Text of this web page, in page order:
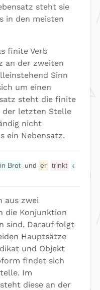
steht sie
in den meisten
finite Verb
an der zweiten
Sinn
um einen
steht die finite
der letzten Stelle
nicht
ein Nebensatz.
Brot und er trinkt einen
aus zwei
die Konjunktion
sind. Darauf folgt
Hauptsätze
und Objekt
findet sich
Im
diese an der